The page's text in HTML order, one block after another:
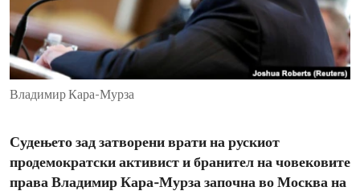
ENVIRONMENT AND HEALTH
IDEALS AND INSTITUTIONS
Владимир Кара-Мурза
Судењето зад затворени врати на рускиот
продемократски активист и бранител на човековите
права Владимир Кара-Мурза започна во Москва на